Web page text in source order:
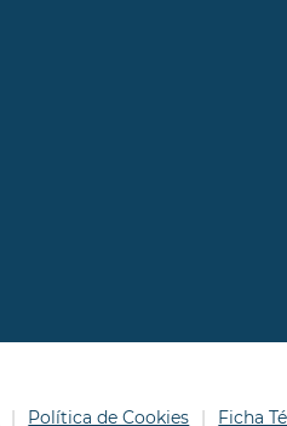
Política de Cookies Ficha